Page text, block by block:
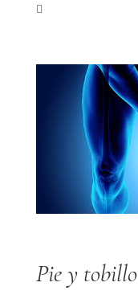

Pie y tobillo